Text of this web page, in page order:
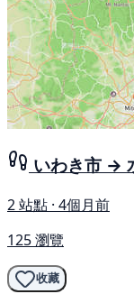
いわき市 →
2 站點 · 4個月前
125 瀏覽
收藏